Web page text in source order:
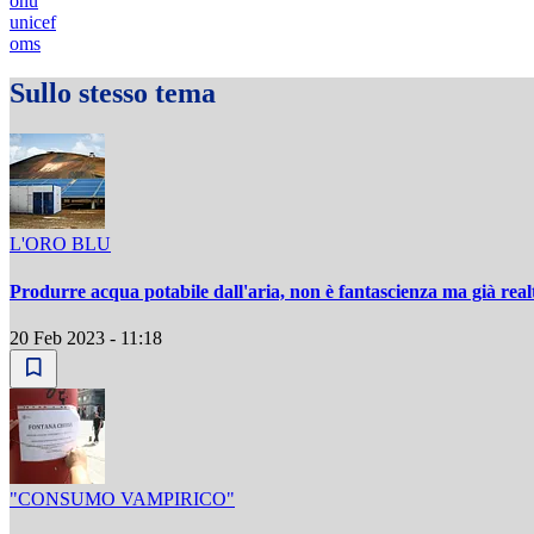
unicef
oms
Sullo stesso tema
L'ORO BLU
Produrre acqua potabile dall'aria, non è fantascienza ma già
20 Feb 2023 - 11:18
"CONSUMO VAMPIRICO"